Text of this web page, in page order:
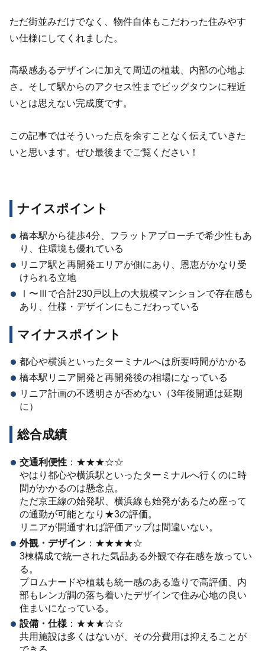
ただ街並みだけでなく、物件自体もこだわった住みやす
い仕様にしてくれました。
高級感あるデザインに加えて周辺の植栽、内部の心地よ
さ。そして駅からのアクセス性までビッグタウンに程近
いとは思えない完成度です。
この記事ではそういった点を余すことなく伝えていきた
いと思います。ぜひ最後までご覧ください！
ナイスポイント
橋本駅から徒歩4分、フラットアプローチで希少性もあ
り、住環境も優れている
リニア駅と再開発エリアが側にあり、恩恵がかなり受
けられる立地
Ⅰ 〜Ⅲ で合計230戸以上の大規模マンションで存在感も
あり、仕様・デザインにもこだわっている
マイナスポイント
都心や横浜といったターミナルへは所要時間がかかる
橋本駅リニア開発と再開発後の相場になっている
リニア計画の不透明さが否めない（3年後開通は延期
に）
総合成績
交通利便性： ★★★☆☆
やはり都心や横浜駅といったターミナルへ行くのに時
間がかかるのは懸念点。
ただ京王線の始発駅、横浜線も始発があるため座って
の通勤が可能となり ★3の評価。
リニアが開通すれば評価アップは間違いない。
外観・デザイン： ★★★★☆
3棟構成で統一された気品ある外観で存在感を放ってい
る。
プロムナードや植栽も統一感のある造りで高評価、内
部もレンガ調の落ち着いたデザインで住み心地の良い
住まいになっている。
設備・仕様： ★★★☆☆
共用施設は多くはないが、その分費用は抑えることが